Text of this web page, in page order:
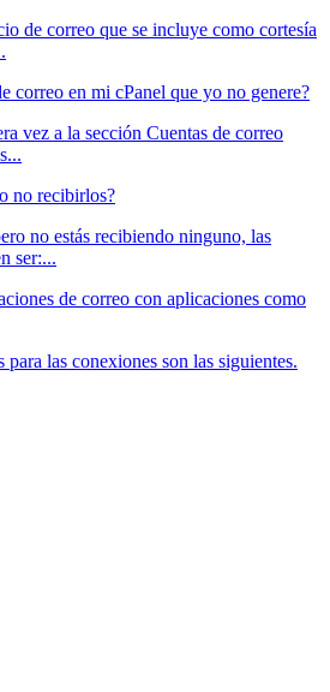
de correo que se incluye como cortesía
correo en mi cPanel que yo no genere?
vez a la sección Cuentas de correo
no recibirlos?
no estás recibiendo ninguno, las
ser:...
de correo con aplicaciones como
las conexiones son las siguientes.